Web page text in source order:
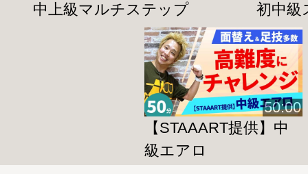
中上級マルチステップ
初中級
50:00
【STAAART提供】中
級エアロ